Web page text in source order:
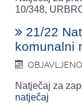
10/348,
21/22
komunalni
Natječaj za
natječaj